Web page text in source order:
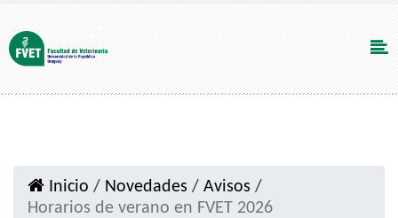
Inicio / Novedades / Avisos /
Horarios de verano en FVET 2026